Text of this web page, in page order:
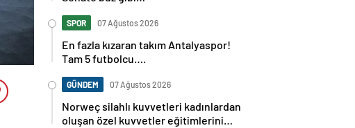
SPOR 07 Ağustos 2026
En fazla kızaran takım Antalyaspor!
Tam 5 futbolcu….
GÜNDEM 07 Ağustos 2026
Norweç silahlı kuvvetleri kadınlardan
oluşan özel kuvvetler eğitimlerini